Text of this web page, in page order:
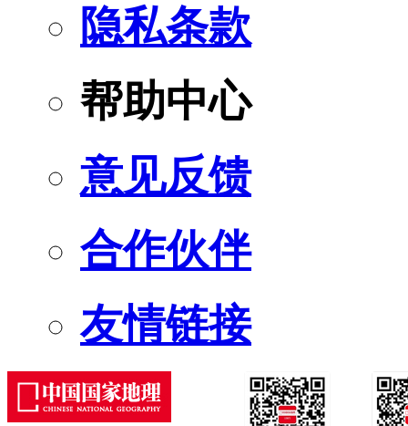
隐私条款
帮助中心
意见反馈
合作伙伴
友情链接